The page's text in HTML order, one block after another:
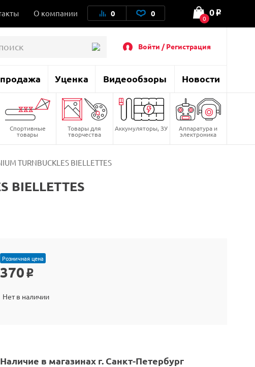
О компании 0 0 0
0 o
Войти / Регистрация
Уценка Видеообзоры Новости
Спортивные
товары
Товары для
творчества
Аккумуляторы, ЗУ Аппаратура и
электроника
TURNBUCKLES BIELLETTES
BIELLETTES
Розничная цена
370 o
Нет в наличии
Наличие в магазинах г. Санкт-Петербург